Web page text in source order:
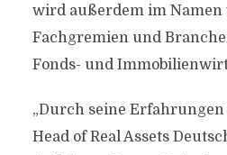
wird außerdem im Namen
Fachgremien und
Fonds- und
„Durch seine
Head of Real Assets